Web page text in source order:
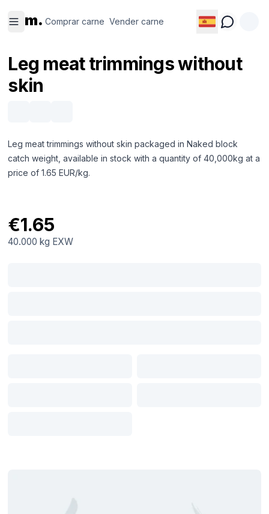
m. Comprar carne Vender carne
carne
carne
Leg meat trimmings without
skin
Leg meat trimmings without skin packaged in Naked block
catch weight, available in stock with a quantity of 40,000kg at a
price of 1.65 EUR/kg.
€1.65
40.000 kg EXW